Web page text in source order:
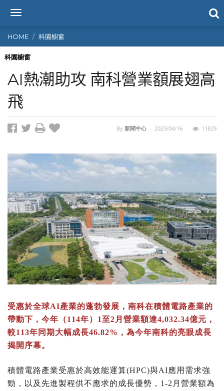
T
g
g
l
n
a
v
g
o
n
HOME 科園櫥窗
科園櫥窗
AI熱潮助攻 南科營業額展翅高
飛
By 新聞中心 - 2025/04/16 11829
受惠於全球AI產業的蓬勃發展，南科在積體電路產業的
帶動下，今年（114年）1至2月營業額達4,032.34億元，
較113年同期大幅成長46.82%，為今年南科的亮眼成長
揭開序幕。
積體電路產業受惠於高效能運算(HPC)與AI應用需求強
勁，以及先進製程供不應求的成長優勢，1-2月營業額為